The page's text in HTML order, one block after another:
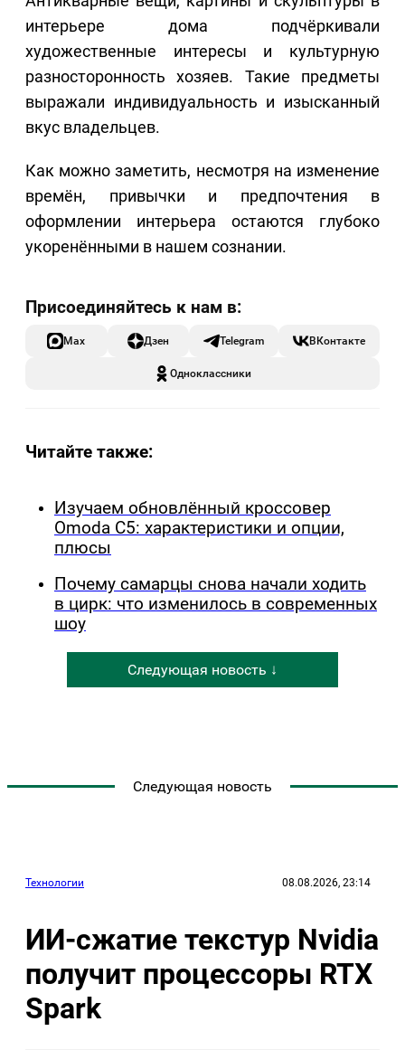
интерьере дома подчёркивали
художественные интересы и культурную
разносторонность хозяев. Такие предметы
выражали индивидуальность и изысканный
вкус владельцев.
Как можно заметить, несмотря на изменение
времён, привычки и предпочтения в
оформлении интерьера остаются глубоко
укоренёнными в нашем сознании.
Max Дзен Telegram ВКонтакте
Одноклассники
Читайте также:
Изучаем обновлённый кроссовер
Omoda C5: характеристики и опции,
плюсы
Почему самарцы снова начали ходить
в цирк: что изменилось в современных
шоу
Следующая новость ↓
Следующая новость
Технологии 08.08.2026, 23:14
ИИ-сжатие текстур Nvidia
получит процессоры RTX
Spark